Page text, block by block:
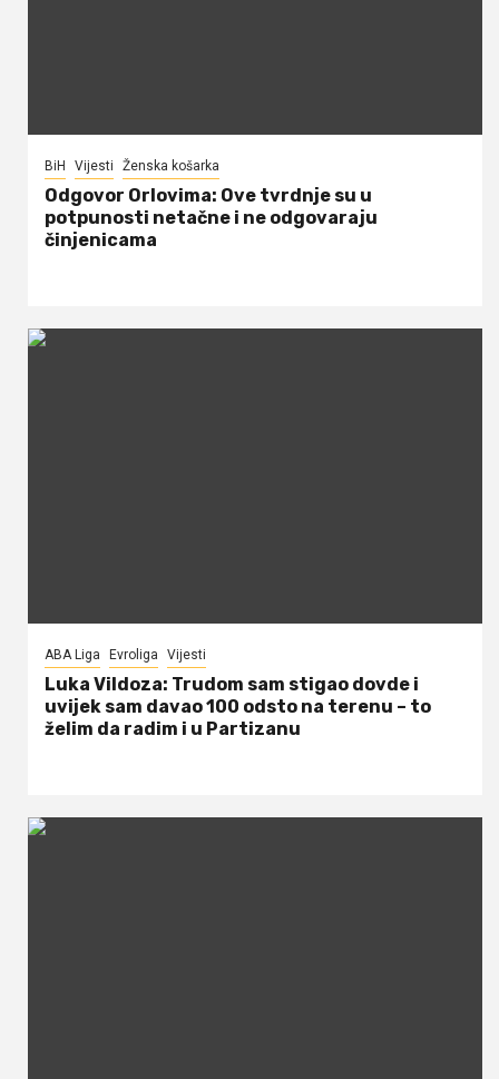
BiH Vijesti Ženska košarka
Odgovor Orlovima: ​Ove tvrdnje su u
potpunosti netačne i ne odgovaraju
činjenicama
ABA Liga Evroliga Vijesti
Luka Vildoza: Trudom sam stigao dovde i
uvijek sam davao 100 odsto na terenu – to
želim da radim i u Partizanu